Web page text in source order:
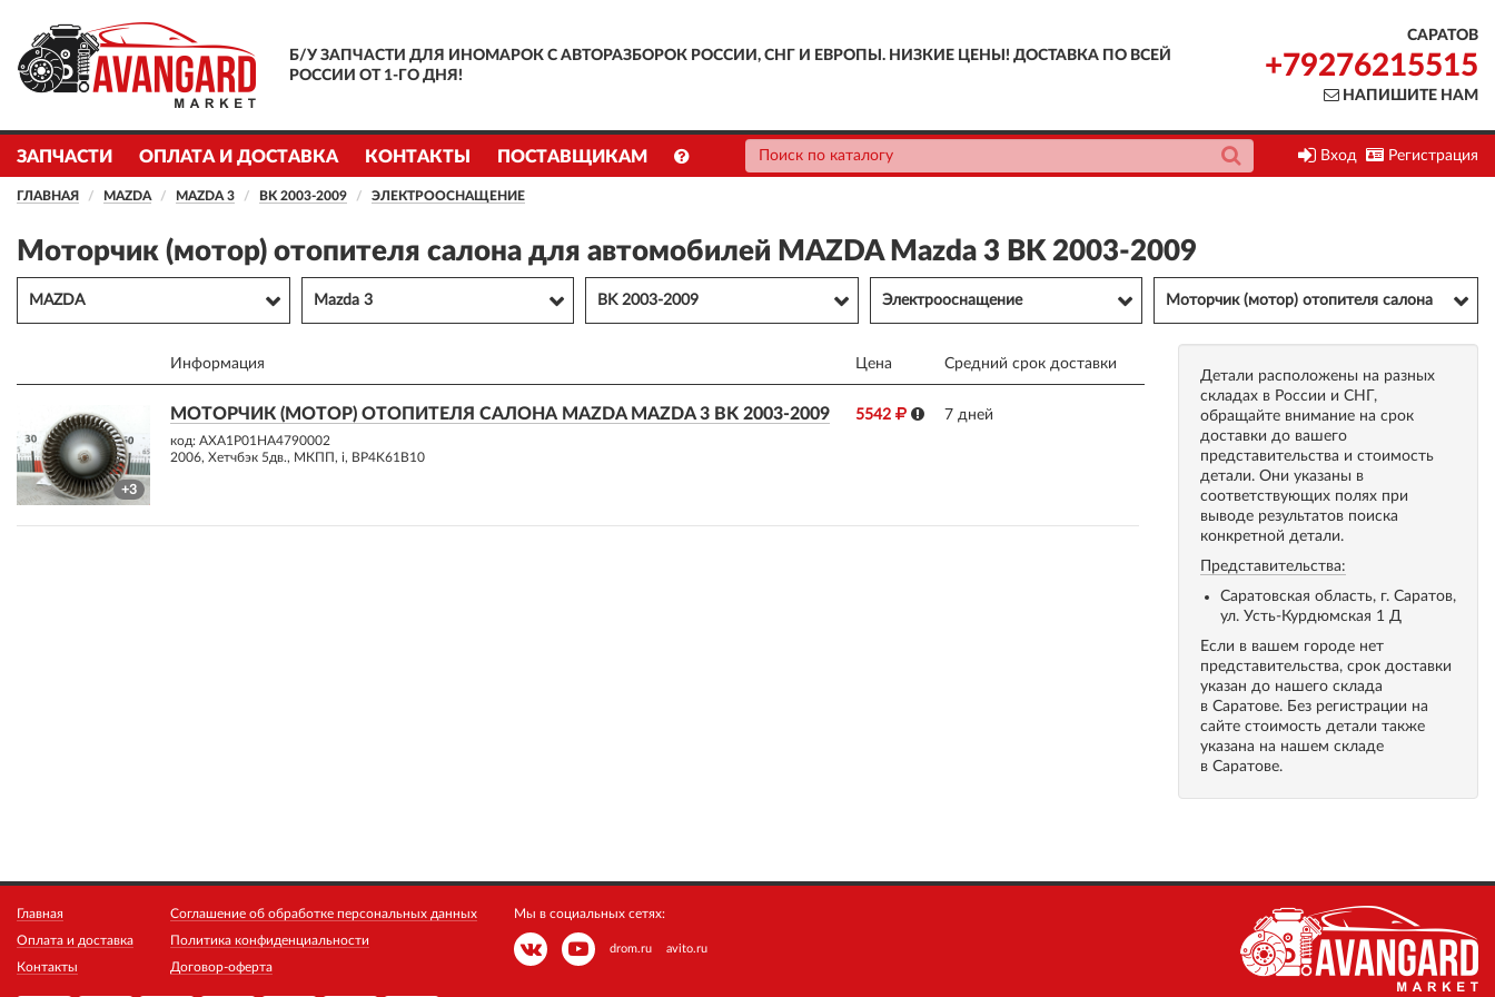
Б/У ЗАПЧАСТИ ДЛЯ ИНОМАРОК С АВТОРАЗБОРОК РОССИИ, СНГ И ЕВРОПЫ. НИЗКИЕ ЦЕНЫ! ДОСТАВКА ПО ВСЕЙ
РОССИИ ОТ 1-ГО ДНЯ!
САРАТОВ
+79276215515
НАПИШИТЕ НАМ
ЗАПЧАСТИ ОПЛАТА И ДОСТАВКА КОНТАКТЫ ПОСТАВЩИКАМ Вход Регистрация
ГЛАВНАЯ MAZDA MAZDA 3 BK 2003-2009 ЭЛЕКТРООСНАЩЕНИЕ
Моторчик (мотор) отопителя салона для автомобилей MAZDA Mazda 3 BK 2003-2009
MAZDA Mazda 3 BK 2003-2009 Электрооснащение Моторчик (мотор) отопителя салона
Информация Цена Средний срок доставки
+3
МОТОРЧИК (МОТОР) ОТОПИТЕЛЯ САЛОНА MAZDA MAZDA 3 BK 2003-2009
код: AXA1P01HA4790002
2006, Хетчбэк 5дв., МКПП, i, BP4K61B10
5542 7 дней
Детали расположены на разных
складах в России и СНГ,
обращайте внимание на срок
доставки до вашего
представительства и стоимость
детали. Они указаны в
соответствующих полях при
выводе результатов поиска
конкретной детали.
Представительства:
Саратовская область, г. Саратов,
ул. Усть-Курдюмская 1 Д
Если в вашем городе нет
представительства, срок доставки
указан до нашего склада
в Саратове. Без регистрации на
сайте стоимость детали также
указана на нашем складе
в Саратове.
Главная
Оплата и доставка
Контакты
Соглашение об обработке персональных данных
Политика конфиденциальности
Договор-оферта
Мы в социальных сетях:
drom.ru avito.ru